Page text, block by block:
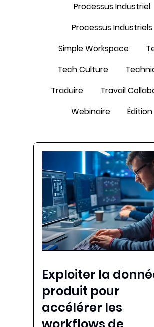
Processus Industriel
Processus Industriels
Simple Workspace
Tech Culture
Traduire
Travail
Webinaire
Édition
Exploiter la
produit pour
accélérer les